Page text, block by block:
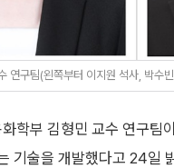
연구팀(왼쪽부터 이지원 석사, 박수
학부 김형민 교수 연구팀
기술을 개발했다고 24일